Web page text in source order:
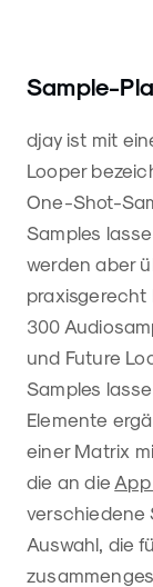
Sample-
djay ist mit
Looper
One-Shot-
Samples
werden aber
praxisgerecht
300
und Future
Samples
Elemente
einer Matrix
die an die App
verschiedene
Auswahl, die